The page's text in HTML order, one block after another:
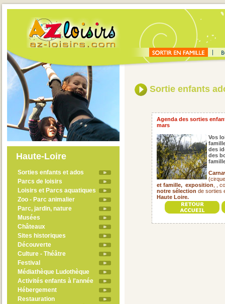
Haute-Loire
Sorties enfants et ados
Parcs de loisirs
Loisirs et Parcs aquatiques
Zoo - Parc animalier
Parc, jardin, nature
Musées
Châteaux
Sites historiques
Découverte
Culture - Théâtre
Festival
Médiathèque Ludothèque
Activités enfants à l'année
Hébergement
Restauration
Sortie enfants
Agenda des sorties
mars
Vos
des
des
et famille, exposition , ,
notre sélection de sorties
Haute Loire.